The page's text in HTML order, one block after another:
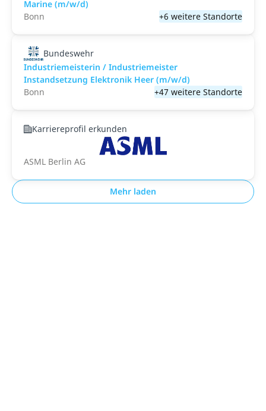
Marine (m/w/d)
Bonn
+6 weitere Standorte
Bundeswehr
Industriemeisterin / Industriemeister
Instandsetzung Elektronik Heer (m/w/d)
Bonn
+47 weitere Standorte
Karriereprofil erkunden
ASML Berlin AG
Mehr laden